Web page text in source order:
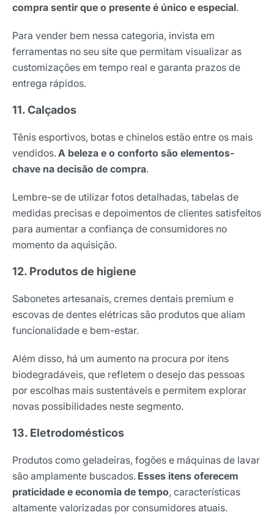
compra sentir que o presente é único e especial.
Para vender bem nessa categoria, invista em
ferramentas no seu site que permitam visualizar as
customizações em tempo real e garanta prazos de
entrega rápidos.
11. Calçados
Tênis esportivos, botas e chinelos estão entre os mais
vendidos. A beleza e o conforto são elementos-
chave na decisão de compra.
Lembre-se de utilizar fotos detalhadas, tabelas de
medidas precisas e depoimentos de clientes satisfeitos
para aumentar a confiança de consumidores no
momento da aquisição.
12. Produtos de higiene
Sabonetes artesanais, cremes dentais premium e
escovas de dentes elétricas são produtos que aliam
funcionalidade e bem-estar.
Além disso, há um aumento na procura por itens
biodegradáveis, que refletem o desejo das pessoas
por escolhas mais sustentáveis e permitem explorar
novas possibilidades neste segmento.
13. Eletrodomésticos
Produtos como geladeiras, fogões e máquinas de lavar
são amplamente buscados. Esses itens oferecem
praticidade e economia de tempo, características
altamente valorizadas por consumidores atuais.
Receba os melhores insights da Locaweb
Tendências e materiais exclusivos do mercado
digital que valem a leitura.